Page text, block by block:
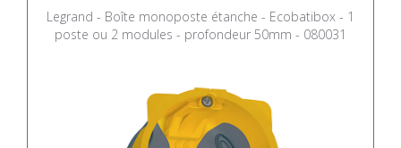
Legrand - Boîte monoposte étanche - Ecobatibox - 1
poste ou 2 modules - profondeur 50mm - 080031